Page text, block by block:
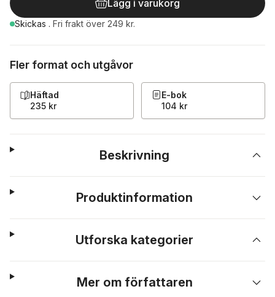
Lägg i varukorg
Skickas . Fri frakt över 249 kr.
Fler format och utgåvor
Häftad
235 kr
E-bok
104 kr
Beskrivning
Produktinformation
Utforska kategorier
Mer om författaren